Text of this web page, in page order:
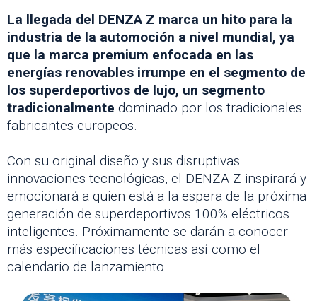
La llegada del DENZA Z marca un hito para la
industria de la automoción a nivel mundial, ya
que la marca premium enfocada en las
energías renovables irrumpe en el segmento de
los superdeportivos de lujo, un segmento
tradicionalmente dominado por los tradicionales
fabricantes europeos.
Con su original diseño y sus disruptivas
innovaciones tecnológicas, el DENZA Z inspirará y
emocionará a quien está a la espera de la próxima
generación de superdeportivos 100% eléctricos
inteligentes. Próximamente se darán a conocer
más especificaciones técnicas así como el
calendario de lanzamiento.